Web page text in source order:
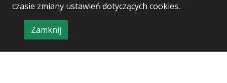
czasie zmiany ustawień dotyczących cookies.
Zamknij
informację
o
Project & realization: